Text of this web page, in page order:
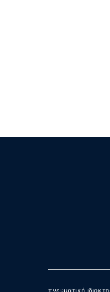
πνευματική